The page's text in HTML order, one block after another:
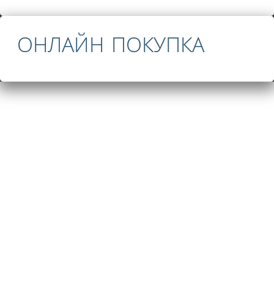
ОНЛАЙН ПОКУПКА